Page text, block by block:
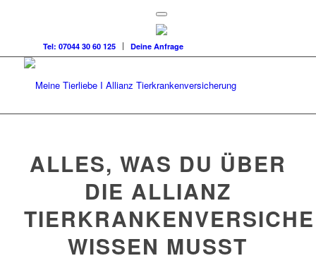
Tel: 07044 30 60 125 Deine Anfrage
ALLES, WAS DU ÜBER
DIE ALLIANZ
WISSEN MUSST